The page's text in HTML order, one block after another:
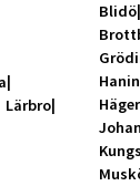
Lärbro
Blidö